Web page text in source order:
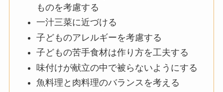
ものを考慮する
一汁三菜に近づける
子どものアレルギーを考慮する
子どもの苦手食材は作り方を工夫する
味付けが献立の中で被らないようにする
魚料理と肉料理のバランスを考える